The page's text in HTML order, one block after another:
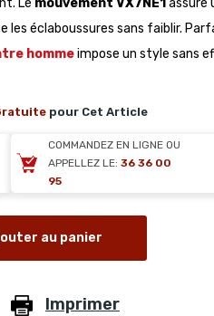
Le mouvement VX7NE1 assure
les éclaboussures sans faiblir.
hommeimpose un style sans
pour Cet Article
COMMANDEZ EN LIGNE OU
APPELLEZ LE: 36 36 00
95
au panier
Imprimer